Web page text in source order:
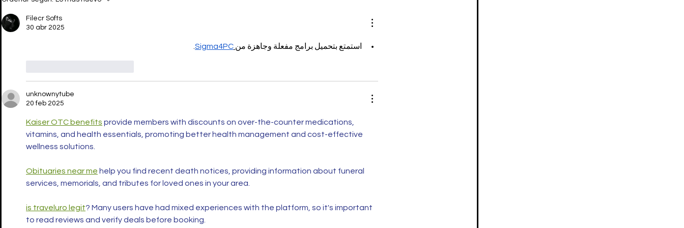
la mujer que debe ser
escuchada
Filecr Softs
30 abr 2025
استمتع بتحميل برامج مفعلة وجاهزة من Sigma4PC
unknownytube
20 feb 2025
Kaiser OTC benefits provide members with discounts on over-the-counter medications,
vitamins, and health essentials, promoting better health management and cost-effective
wellness solutions.
Obituaries near me help you find recent death notices, providing information about funeral
services, memorials, and tributes for loved ones in your area.
is traveluro legit? Many users have had mixed experiences with the platform, so it's important
to read reviews and verify deals before booking.